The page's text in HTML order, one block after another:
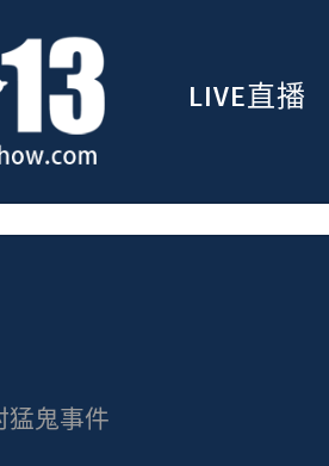
LIVE直播
猛鬼事件